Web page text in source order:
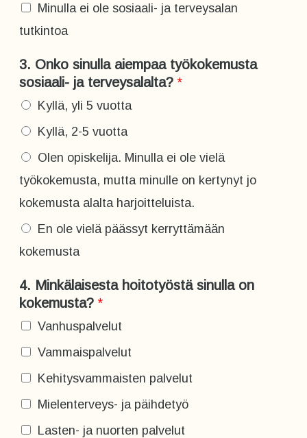
Minulla ei ole sosiaali- ja terveysalan
tutkintoa
3. Onko sinulla aiempaa työkokemusta
sosiaali- ja terveysalalta? *
Kyllä, yli 5 vuotta
Kyllä, 2-5 vuotta
Olen opiskelija. Minulla ei ole vielä
työkokemusta, mutta minulle on kertynyt jo
kokemusta alalta harjoitteluista.
En ole vielä päässyt kerryttämään
kokemusta
4. Minkälaisesta hoitotyöstä sinulla on
kokemusta? *
Vanhuspalvelut
Vammaispalvelut
Kehitysvammaisten palvelut
Mielenterveys- ja päihdetyö
Lasten- ja nuorten palvelut